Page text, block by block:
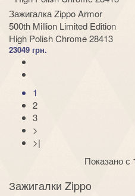
Зажигалка Zippo Armor
500th Million Limited Edition
High Polish Chrome 28413
23049 грн.
1
2
3
>
>|
Показано с
Зажигалки Zippo